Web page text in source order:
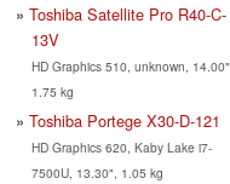
Toshiba Satellite Pro R40-C-
13V
HD Graphics 510, unknown, 14.00",
1.75 kg
Toshiba Portege X30-D-121
HD Graphics 620, Kaby Lake i7-
7500U, 13.30", 1.05 kg